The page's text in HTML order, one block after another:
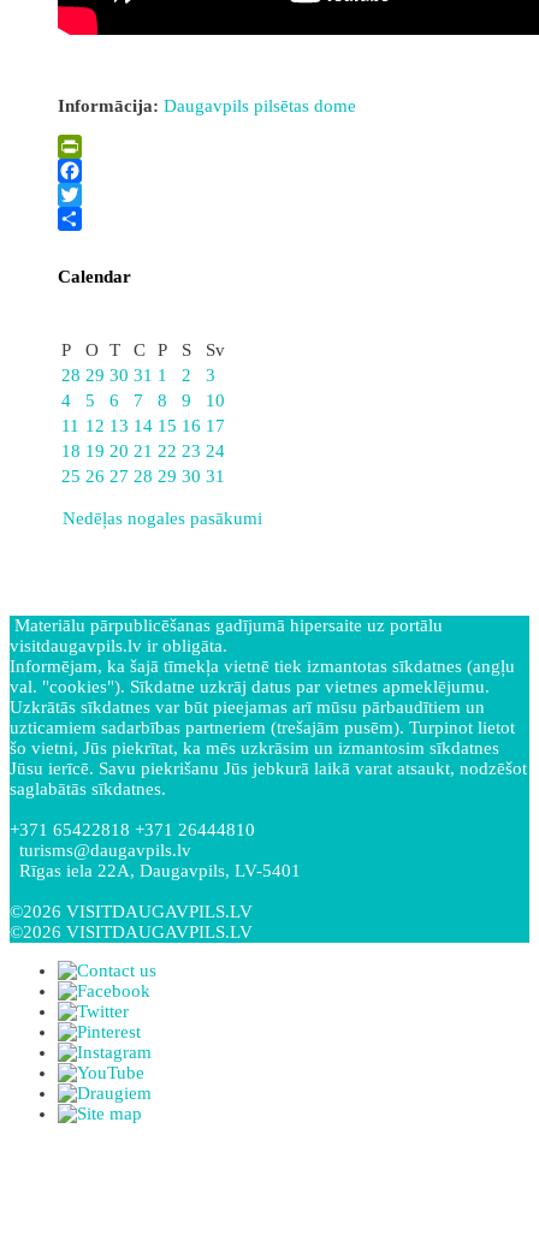
Informācija: Daugavpils pilsētas dome
PrintFriendly
Facebook
Twitter
Calendar
P
O T C P S
Sv
28 29 30 31 1 2
3
4
5 6 7 8 9
10
11 12 13 14 15 16 17
18 19 20 21 22 23 24
25 26 27 28 29 30 31
Nedēļas nogales pasākumi
Materiālu pārpublicēšanas gadījumā hipersaite uz portālu
visitdaugavpils.lv ir obligāta.
Informējam, ka šajā tīmekļa vietnē tiek izmantotas sīkdatnes (angļu
val. "cookies"). Sīkdatne uzkrāj datus par vietnes apmeklējumu.
Uzkrātās sīkdatnes var būt pieejamas arī mūsu pārbaudītiem un
uzticamiem sadarbības partneriem (trešajām pusēm). Turpinot lietot
šo vietni, Jūs piekrītat, ka mēs uzkrāsim un izmantosim sīkdatnes
Jūsu ierīcē. Savu piekrišanu Jūs jebkurā laikā varat atsaukt, nodzēšot
saglabātās sīkdatnes.
+371 65422818 +371 26444810
turisms@daugavpils.lv
Rīgas iela 22A, Daugavpils, LV-5401
©2026 VISITDAUGAVPILS.LV
©2026 VISITDAUGAVPILS.LV